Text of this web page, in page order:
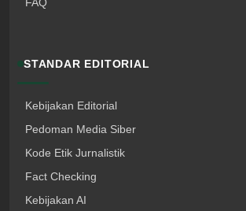
STANDAR EDITORIAL
Kebijakan Editorial
Pedoman Media Siber
Kode Etik Jurnalistik
Fact Checking
Kebijakan AI